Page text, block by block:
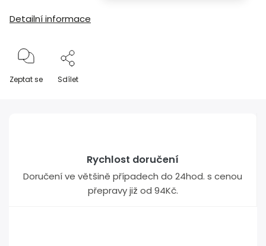
Detailní informace
Zeptat se Sdílet
Rychlost doručení
Doručení ve většině případech do 24hod. s cenou
přepravy již od 94Kč.